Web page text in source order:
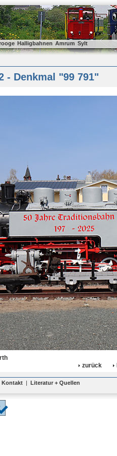
Halligbahnen Amrum Sylt
- Denkmal "99 791"
zurück
Kontakt | Literatur + Quellen